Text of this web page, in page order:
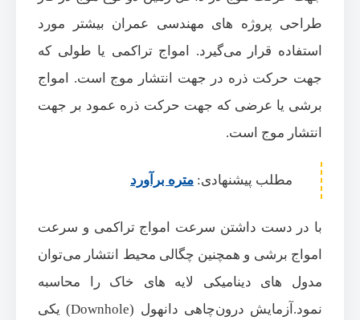
طراحی پروژه های مهندسی عمران بیشتر مورد
استفاده قرار می‌گیرد. امواج تراکمی یا طولی که
جهت حرکت ذره در جهت انتشار موج است. امواج
برشی یا عرضی که جهت حرکت ذره عمود بر جهت
انتشار موج است.
مطلب پیشنهادی: متره برآورد
با در دست داشتن سرعت امواج تراکمی و سرعت
امواج برشی و همچنین چگالی محیط انتشار می‌توان
مدول های دینامیکی لایه های خاک را محاسبه
نمود.آزمایش درون‌چاهی دانهول (Downhole) یکی